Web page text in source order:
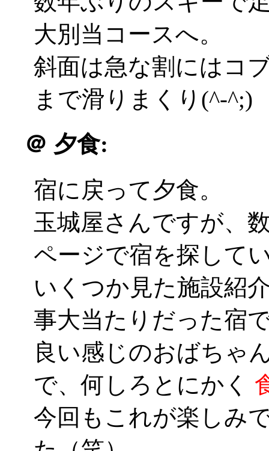
大別当コースへ。
斜面は急な割にはコ
まで滑りまくり(^-^;)
＠ 夕食:
宿に戻って夕食。
玉城屋さんですが、
ページで宿を探して
いくつか見た施設紹
事大当たりだった宿
良い感じのおばちゃ
で、何しろとにかく
今回もこれが楽しみ